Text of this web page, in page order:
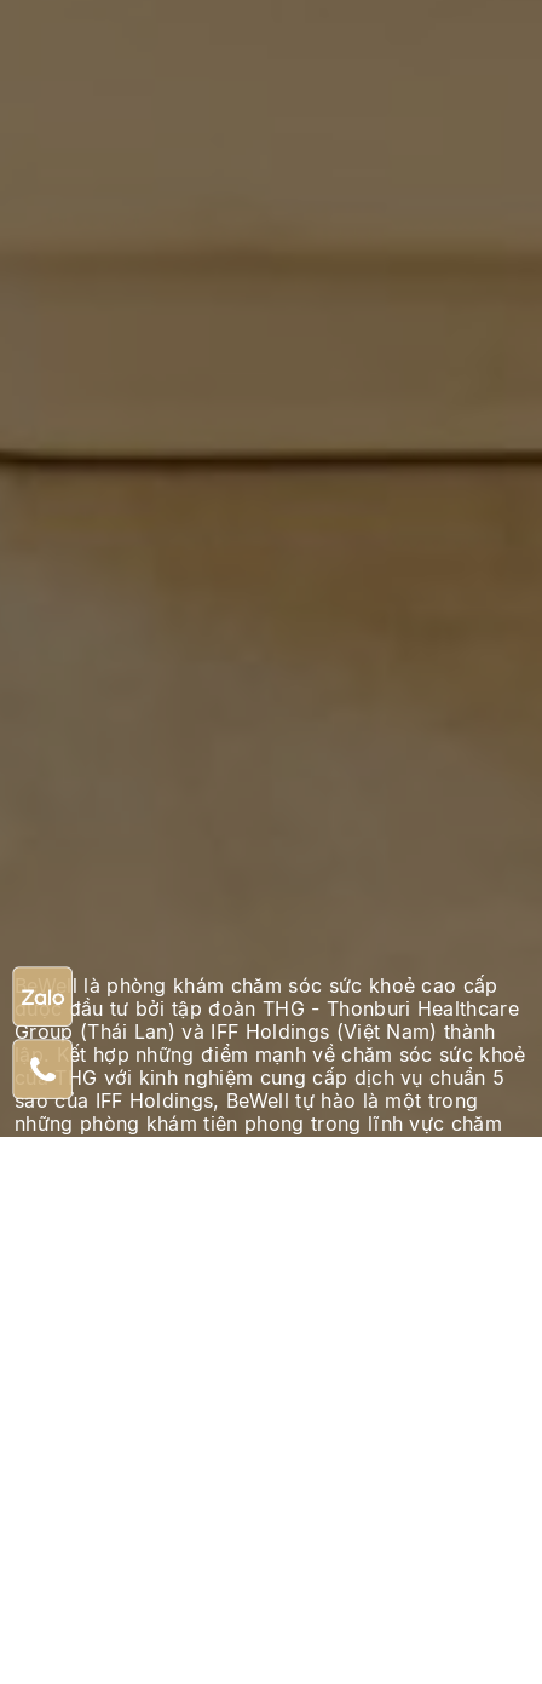
BeWell là phòng khám chăm sóc sức khoẻ cao cấp
được đầu tư bởi tập đoàn THG - Thonburi Healthcare
Group (Thái Lan) và IFF Holdings (Việt Nam) thành
lập. Kết hợp những điểm mạnh về chăm sóc sức khoẻ
của THG với kinh nghiệm cung cấp dịch vụ chuẩn 5
sao của IFF Holdings, BeWell tự hào là một trong
những phòng khám tiên phong trong lĩnh vực chăm